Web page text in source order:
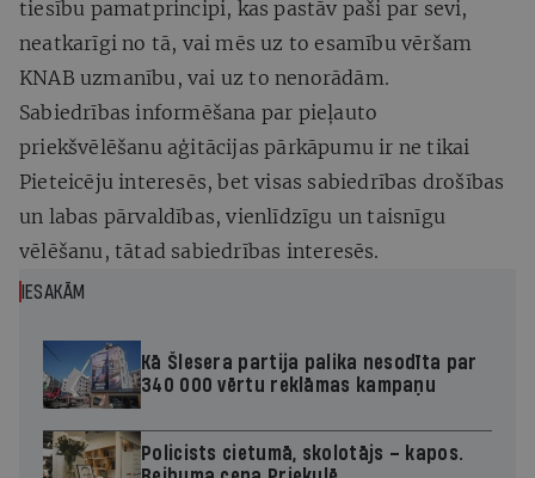
tiesību pamatprincipi, kas pastāv paši par sevi,
neatkarīgi no tā, vai mēs uz to esamību vēršam
KNAB uzmanību, vai uz to nenorādām.
Sabiedrības informēšana par pieļauto
priekšvēlēšanu aģitācijas pārkāpumu ir ne tikai
Pieteicēju interesēs, bet visas sabiedrības drošības
un labas pārvaldības, vienlīdzīgu un taisnīgu
vēlēšanu, tātad sabiedrības interesēs.
IESAKĀM
Kā Šlesera partija palika nesodīta par
340 000 vērtu reklāmas kampaņu
Policists cietumā, skolotājs – kapos.